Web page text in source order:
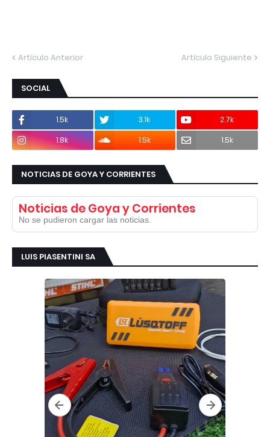
Artículo Anterior Artículo Siguiente
SOCIAL
1.5k 3.1k
2.7k
1.8k
1.5k 1.5k
NOTICIAS DE GOYA Y CORRIENTES
Noticias de Goya y Corrientes
No se pudieron cargar las noticias.
LUIS PIASENTINI SA